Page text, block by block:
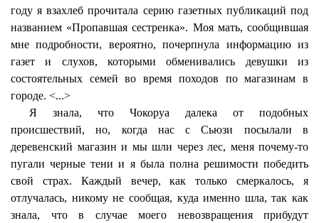
году я взахлеб прочитала серию газетных публикаций под
названием «Пропавшая сестренка». Моя мать, сообщившая
мне подробности, вероятно, почерпнула информацию из
газет и слухов, которыми обменивались девушки из
состоятельных семей во время походов по магазинам в
городе. <...>
Я знала, что Чокоруа далека от подобных
происшествий, но, когда нас с Сьюзи посылали в
деревенский магазин и мы шли через лес, меня почему-то
пугали черные тени и я была полна решимости победить
свой страх. Каждый вечер, как только смеркалось, я
отлучалась, никому не сообщая, куда именно шла, так как
знала, что в случае моего невозвращения прибудут